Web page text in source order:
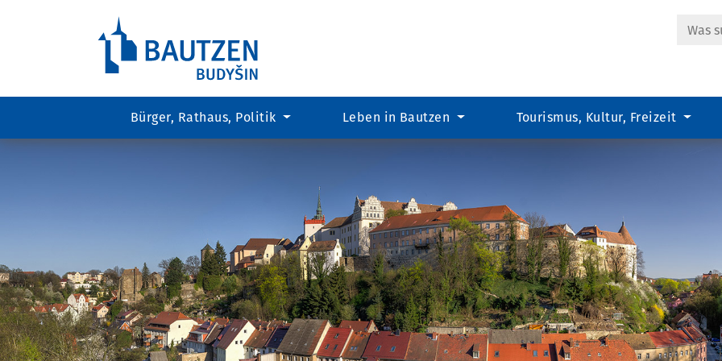
Hauptregion
Bürger, Rathaus, Politik Leben in Bautzen Tourismus, Kultur, Freizeit